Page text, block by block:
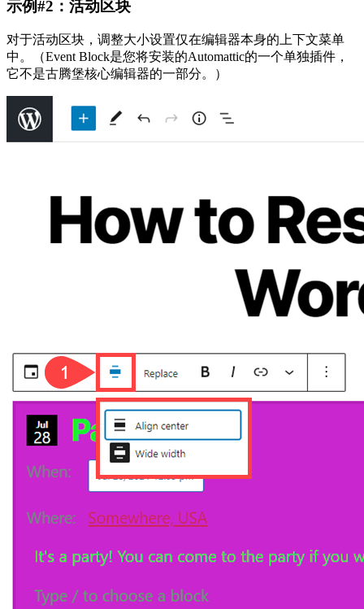
示例#2：活动区块
对于活动区块，调整大小设置仅在编辑器本身的上下文菜单
中。（Event Block是您将安装的Automattic的一个单独插件，
它不是古腾堡核心编辑器的一部分。）